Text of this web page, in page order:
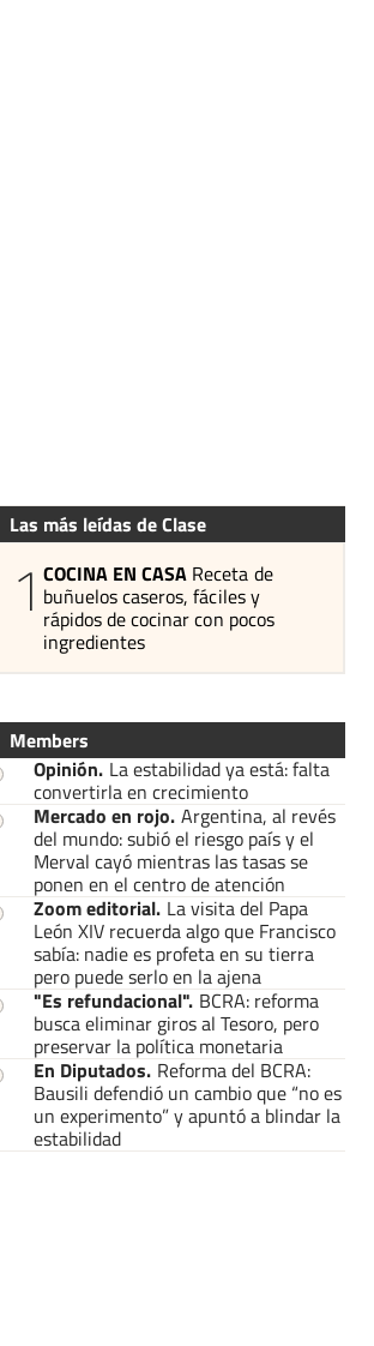
Las más leídas de Clase
1 COCINA EN CASA Receta de
buñuelos caseros, fáciles y
rápidos de cocinar con pocos
ingredientes
Members
Opinión. La estabilidad ya está: falta
convertirla en crecimiento
Mercado en rojo. Argentina, al revés
del mundo: subió el riesgo país y el
Merval cayó mientras las tasas se
ponen en el centro de atención
Zoom editorial. La visita del Papa
León XIV recuerda algo que Francisco
sabía: nadie es profeta en su tierra
pero puede serlo en la ajena
"Es refundacional". BCRA: reforma
busca eliminar giros al Tesoro, pero
preservar la política monetaria
En Diputados. Reforma del BCRA:
Bausili defendió un cambio que “no es
un experimento” y apuntó a blindar la
estabilidad